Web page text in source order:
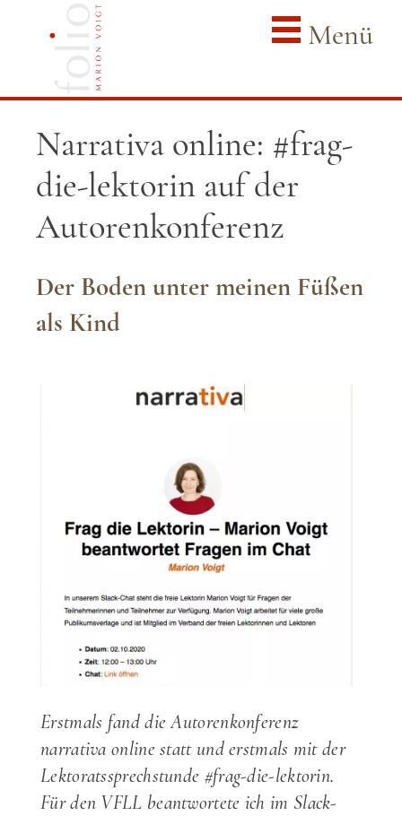
Menü
Narrativa online: #frag-
die-lektorin auf der
Autorenkonferenz
Der Boden unter meinen Füßen
als Kind
Erstmals fand die Autorenkonferenz
narrativa online statt und erstmals mit der
Lektoratssprechstunde #frag-die-lektorin.
Für den VFLL beantwortete ich im Slack-